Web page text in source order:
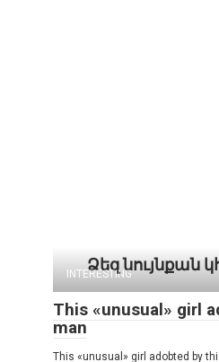
Ձեզ նույնքան
INTERESTING
This «unusual» girl
man
This «unusual» girl adobted by